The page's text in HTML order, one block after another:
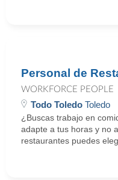
Personal de
WORKFORCE PEOPLE
Todo Toledo Toledo
¿Buscas trabajo en
adapte a tus horas y no
restaurantes puedes